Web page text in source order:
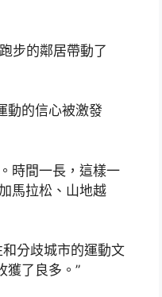
步的鄰居帶動了
動的信心被激發
時間一長，這樣一
馬拉松、山地越
分歧城市的運動文
獲了良多。”